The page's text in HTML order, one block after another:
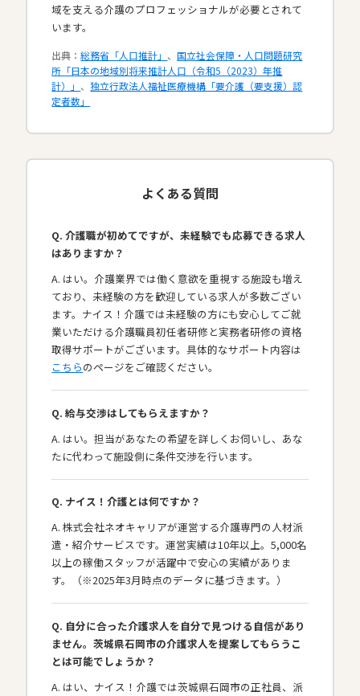
域を支える介護のプロフェッショナルが必要とされて
います。​
出典：総務省「人口推計」 、国立社会保障・人口問題研究
所「日本の地域別将来推計人口（令和5（2023）年推
計）」 、独立行政法人福祉医療機構「要介護（要支援）認
定者数」
よくある質問
Q. 介護職が初めてですが、未経験でも応募できる求人
はありますか？
A. はい。介護業界では働く意欲を重視する施設も増え
ており、未経験の方を歓迎している求人が多数ござい
ます。ナイス！介護では未経験の方にも安心してご就
業いただける介護職員初任者研修と実務者研修の資格
取得サポートがございます。具体的なサポート内容は
こちらのページをご確認ください。
Q. 給与交渉はしてもらえますか？
A. はい。担当があなたの希望を詳しくお伺いし、あな
たに代わって施設側に条件交渉を行います。
Q. ナイス！介護とは何ですか？
A. 株式会社ネオキャリアが運営する介護専門の人材派
遣・紹介サービスです。運営実績は10年以上。5,000名
以上の稼働スタッフが活躍中で安心の実績がありま
す。（※2025年3月時点のデータに基づきます。）
Q. 自分に合った介護求人を自分で見つける自信があり
ません。茨城県石岡市の介護求人を提案してもらうこ
とは可能でしょうか？
A. はい、ナイス！介護では茨城県石岡市の正社員、派